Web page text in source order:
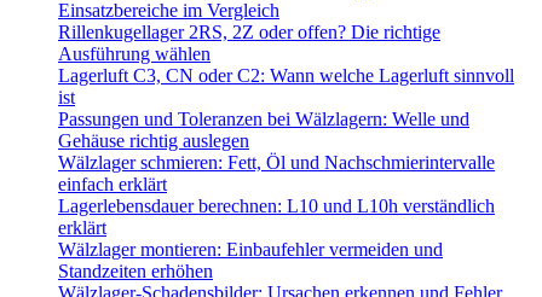
Einsatzbereiche im Vergleich
Rillenkugellager 2RS, 2Z oder offen? Die richtige
Ausführung wählen
Lagerluft C3, CN oder C2: Wann welche Lagerluft sinnvoll
ist
Passungen und Toleranzen bei Wälzlagern: Welle und
Gehäuse richtig auslegen
Wälzlager schmieren: Fett, Öl und Nachschmierintervalle
einfach erklärt
Lagerlebensdauer berechnen: L10 und L10h verständlich
erklärt
Wälzlager montieren: Einbaufehler vermeiden und
Standzeiten erhöhen
Wälzlager-Schadensbilder: Ursachen erkennen und Fehler